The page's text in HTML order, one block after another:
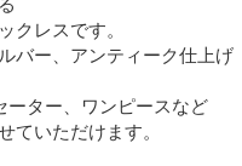
クレスです。
バー、アンティーク仕上げ
ター、ワンピースなど
ていただけます。